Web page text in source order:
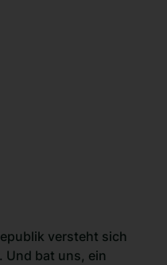
versteht sich
Und bat uns, ein